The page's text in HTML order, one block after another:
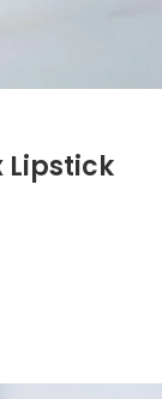
Lipstick